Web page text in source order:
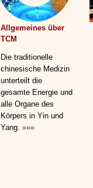
Allgemeines über
TCM
Die traditionelle
chinesische Medizin
unterteilt die
gesamte Energie und
alle Organe des
Körpers in Yin und
Yang. »»»